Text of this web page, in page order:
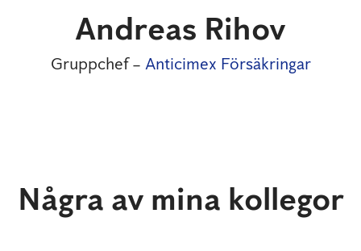
Andreas Rihov
Gruppchef – Anticimex Försäkringar
Några av mina kollegor